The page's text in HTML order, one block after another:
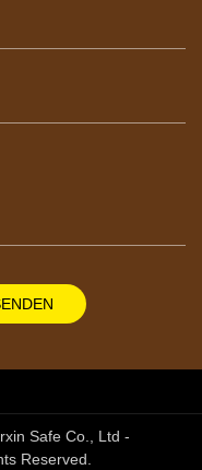
Safe Co., Ltd -
Reserved.